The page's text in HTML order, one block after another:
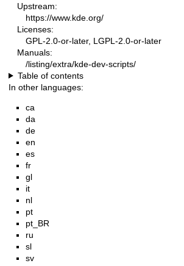
Upstream:
https://www.kde.org/
Licenses:
GPL-2.0-or-later, LGPL-2.0-or-later
Manuals:
/listing/extra/kde-dev-scripts/
Table of contents
In other languages:
ca
da
de
en
es
fr
gl
it
nl
pt
pt_BR
ru
sl
sv